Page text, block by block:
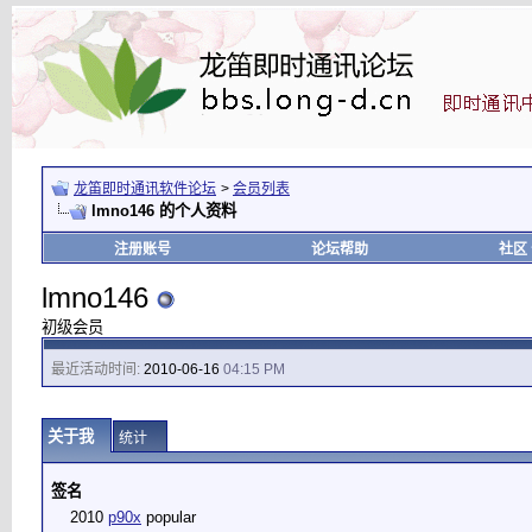
龙笛即时通讯软件论坛 > 会员列表
lmno146 的个人资料
注册账号 论坛帮助 社区
lmno146
初级会员
最近活动时间: 2010-06-16 04:15 PM
关于我 统计
签名
2010 p90x popular